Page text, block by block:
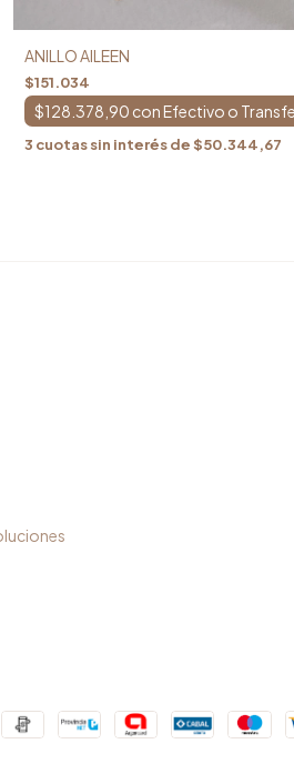
ANILLO AILEEN
$151.034
$128.378,90 con
3 cuotas sin interés de$50.344,67